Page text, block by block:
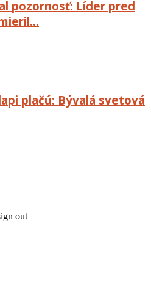
pozornosť: Líder pred
plačú: Bývalá svetová
out